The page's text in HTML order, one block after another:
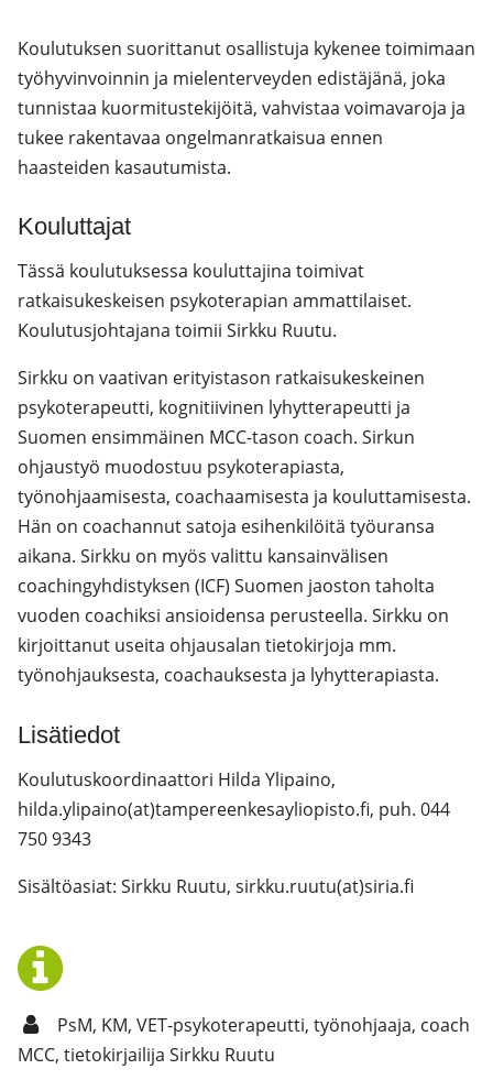
Koulutuksen suorittanut osallistuja kykenee toimimaan
työhyvinvoinnin ja mielenterveyden edistäjänä, joka
tunnistaa kuormitustekijöitä, vahvistaa voimavaroja ja
tukee rakentavaa ongelmanratkaisua ennen
haasteiden kasautumista.
Kouluttajat
Tässä koulutuksessa kouluttajina toimivat
ratkaisukeskeisen psykoterapian ammattilaiset.
Koulutusjohtajana toimii Sirkku Ruutu.
Sirkku on vaativan erityistason ratkaisukeskeinen
psykoterapeutti, kognitiivinen lyhytterapeutti ja
Suomen ensimmäinen MCC-tason coach. Sirkun
ohjaustyö muodostuu psykoterapiasta,
työnohjaamisesta, coachaamisesta ja kouluttamisesta.
Hän on coachannut satoja esihenkilöitä työuransa
aikana. Sirkku on myös valittu kansainvälisen
coachingyhdistyksen (ICF) Suomen jaoston taholta
vuoden coachiksi ansioidensa perusteella. Sirkku on
kirjoittanut useita ohjausalan tietokirjoja mm.
työnohjauksesta, coachauksesta ja lyhytterapiasta.
Lisätiedot
Koulutuskoordinaattori Hilda Ylipaino,
hilda.ylipaino(at)tampereenkesayliopisto.fi, puh. 044
750 9343
Sisältöasiat: Sirkku Ruutu, sirkku.ruutu(at)siria.fi
PsM, KM, VET-psykoterapeutti, työnohjaaja, coach
MCC, tietokirjailija Sirkku Ruutu